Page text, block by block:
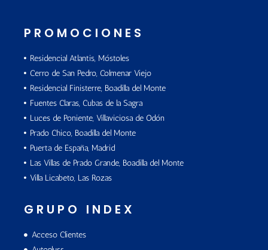
PROMOCIONES
Residencial Atlantis, Móstoles
Cerro de San Pedro, Colmenar Viejo
Residencial Finisterre, Boadilla del Monte
Fuentes Claras, Cubas de la Sagra
Luces de Poniente, Villaviciosa de Odón
Prado Chico, Boadilla del Monte
Puerta de España, Madrid
Las Villas de Prado Grande, Boadilla del Monte
Villa Licabeto, Las Rozas
GRUPO INDEX
Acceso Clientes